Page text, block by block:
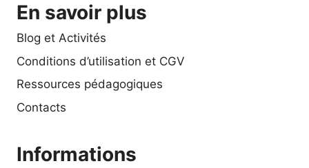
En savoir plus
Blog et Activités
Conditions d’utilisation et CGV
Ressources pédagogiques
Contacts
Informations